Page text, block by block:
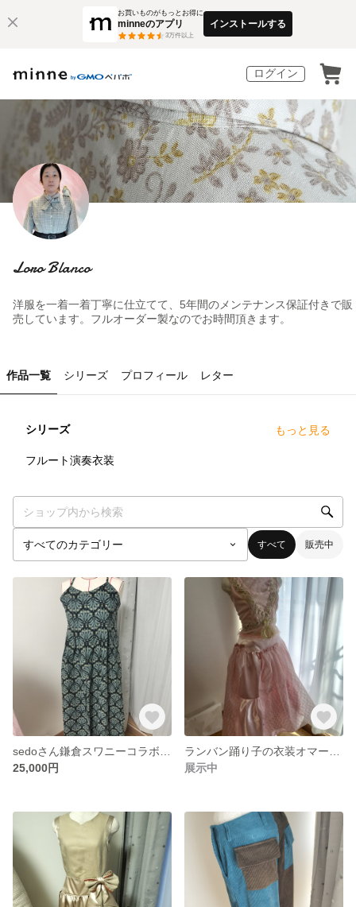
お買いものがもっとお得に
minneのアプリ
3万件以上
インストールする
ログイン
Loro Blanco
洋服を一着一着丁寧に仕立てて、5年間のメンテナンス保証付きで販
売しています。フルオーダー製なのでお時間頂きます。
作品一覧 シリーズ プロフィール レター
シリーズ もっと見る
フルート演奏衣装
すべて 販売中
25,000円
展示中